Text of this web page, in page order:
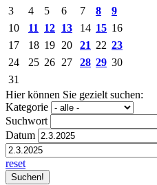
3
4 5 6 7 8
9
10
11 12 13 14 15 16
17
18 19 20 21 22 23
24
25 26 27 28 29 30
31
Hier können Sie gezielt suchen:
Kategorie
Suchwort
Datum
reset